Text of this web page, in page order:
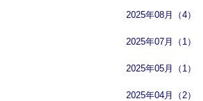
2025年08月（4）
2025年07月（1）
2025年05月（1）
2025年04月（2）